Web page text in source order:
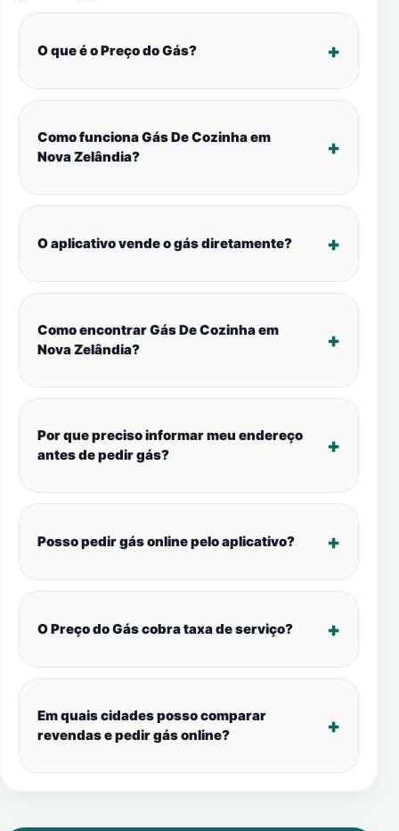
O que é o Preço do Gás?
Como funciona Gás De Cozinha em
Nova Zelândia?
O aplicativo vende o gás diretamente?
Como encontrar Gás De Cozinha em
Nova Zelândia?
Por que preciso informar meu endereço
antes de pedir gás?
Posso pedir gás online pelo aplicativo?
O Preço do Gás cobra taxa de serviço?
Em quais cidades posso comparar
revendas e pedir gás online?